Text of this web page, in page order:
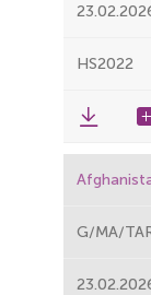
HS2022
G/MA/